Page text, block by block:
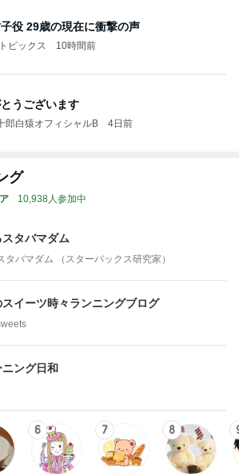
役 29歳の現在に衝撃の声
ピックス 10時間前
うございます
郎白猿オフィシャルB 4日前
グ
10,938人参加中
タバマダム
タバマダム （スターバックス研究家）
イーツ時々ランニングブログ
ング日和
6 7 8